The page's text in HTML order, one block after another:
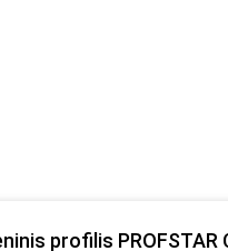
profilis PROFSTAR